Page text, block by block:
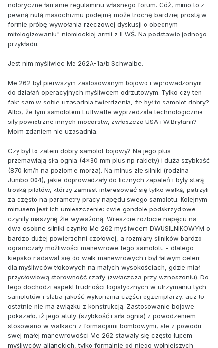
notoryczne łamanie regulaminu własnego forum. Cóż, mimo to z
pewną nutą masochizmu podejmę może trochę bardziej prostą w
formie próbę wywołania rzeczowej dyskusji o obecnym
mitologizowaniu" niemieckiej armii z II WŚ. Na podstawie jednego
przykładu.
Jest nim myśliwiec Me 262A-1a/b Schwalbe.
Me 262 był pierwszym zastosowanym bojowo i wprowadzonym
do działań operacyjnych myśliwcem odrzutowym. Tylko czy ten
fakt sam w sobie uzasadnia twierdzenia, że był to samolot dobry?
Albo, że tym samolotem Luftwaffe wyprzedzała technologicznie
siły powietrzne innych mocarstw, zwłaszcza USA i W.Brytanii?
Moim zdaniem nie uzasadnia.
Czy był to zatem dobry samolot bojowy? Na jego plus
przemawiają siła ognia (4x30 mm plus np rakiety) i duża szybkość
(870 km/h na poziomie morza). Na minus złe silniki (rodzina
Jumbo 004), jakie doprowadzały do licznych zapaleń i były stałą
troską pilotów, którzy zamiast interesować się tylko walką, patrzyli
za często na parametry pracy napędu swego samolotu. Kolejnym
minusem jest ich umieszczenie: dwie gondole podskrzydłowe
czyniły maszynę źle wyważoną. Wreszcie rozbicie napędu na
dwa osobne silniki czyniło Me 262 myśliwcem DWUSILNIKOWYM o
bardzo dużej powierzchni czołowej, a rozmiary silników bardzo
ograniczały możliwości manewrowe tego samolotu - dlatego
kiepsko nadawał się do walk manewrowych i był łatwym celem
dla myśliwców tłokowych na małych wysokościach, gdzie miał
przysłowiową sterowność szafy (zwłaszcza przy wznoszeniu). Do
tego dochodzi aspekt trudności logistycznych w utrzymaniu tych
samolotów i słaba jakość wykonania części egzemplarzy, acz to
ostatnie nie ma związku z konstrukcją. Zastosowanie bojowe
pokazało, iż jego atuty (szybkość i siła ognia) z powodzeniem
stosowano w walkach z formacjami bombowymi, ale z powodu
swej małej manewrowości Me 262 stawały się często łupem
myśliwców alianckich, tylko formalnie od niego wolniejszych